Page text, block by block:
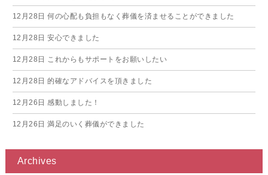
12月28日 何の心配も負担もなく葬儀を済ませることができました
12月28日 安心できました
12月28日 これからもサポートをお願いしたい
12月28日 的確なアドバイスを頂きました
12月26日 感動しました！
12月26日 満足のいく葬儀ができました
Archives